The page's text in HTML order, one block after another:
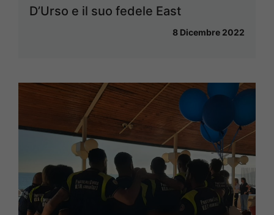
D’Urso e il suo fedele East
8 Dicembre 2022